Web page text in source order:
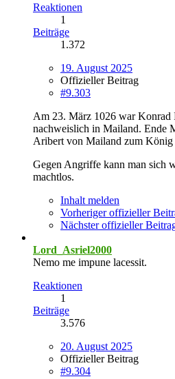
Reaktionen
1
Beiträge
1.372
19. August 2025
Offizieller Beitrag
#9.303
Am 23. März 1026 war Konrad
nachweislich in Mailand. Ende
Aribert von Mailand zum König
Gegen Angriffe kann man sich
machtlos.
Inhalt melden
Vorheriger offizieller
Nächster offizieller
Lord_Asriel2000
Nemo me impune lacessit.
Reaktionen
1
Beiträge
3.576
20. August 2025
Offizieller Beitrag
#9.304